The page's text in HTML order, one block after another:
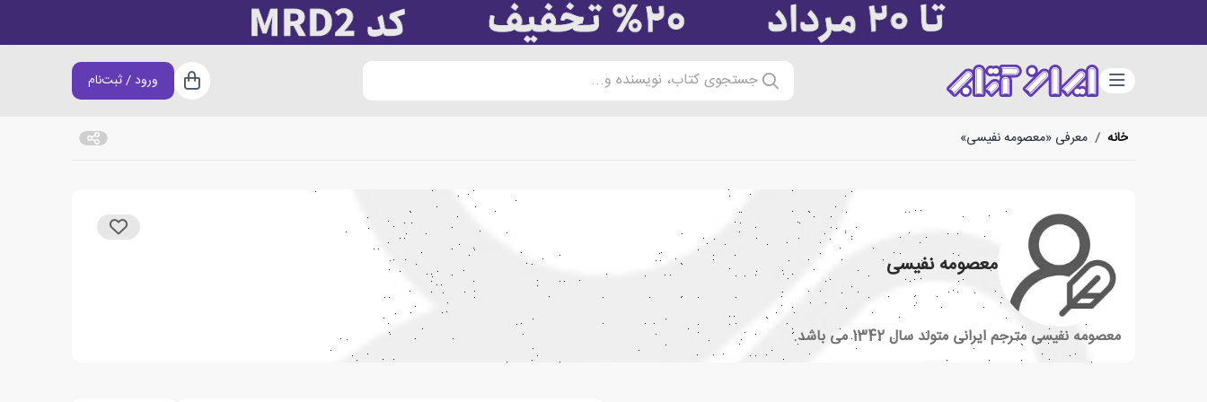
دسته‌بندی جستجوی کتاب، نویسنده و... سبد خرید
ورود / ثبت‌نام
خانه / معرفی «معصومه نفیسی»
معصومه نفیسی
معصومه نفیسی مترجم ایرانی متولد سال 1342 می باشد.